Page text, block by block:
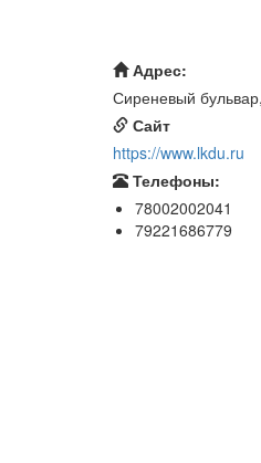
Адрес:
Сиреневый
Сайт
https://www.lkdu.ru
Телефоны:
78002002041
79221686779